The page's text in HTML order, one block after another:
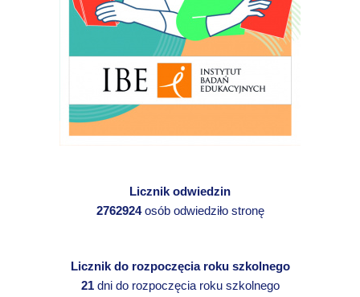
Licznik odwiedzin
2762924osób odwiedziło stronę
Licznik do rozpoczęcia roku szkolnego
21dni do rozpoczęcia roku szkolnego